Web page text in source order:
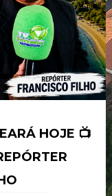
HOJE 📺